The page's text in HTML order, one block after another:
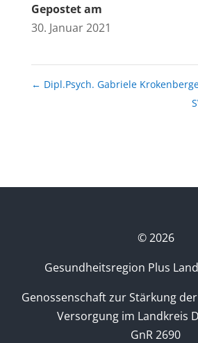
Gepostet am
30. Januar 2021
← Dipl.Psych. Gabriele
©2026
Gesundheitsregion Plus
Genossenschaft zur Stärkung
Versorgung im Landkreis
GnR 2690